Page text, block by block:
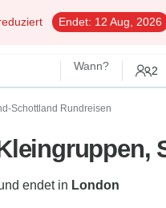
Endet: 12 Aug, 2026
Wann? 2
Schottland Rundreisen
endet in London